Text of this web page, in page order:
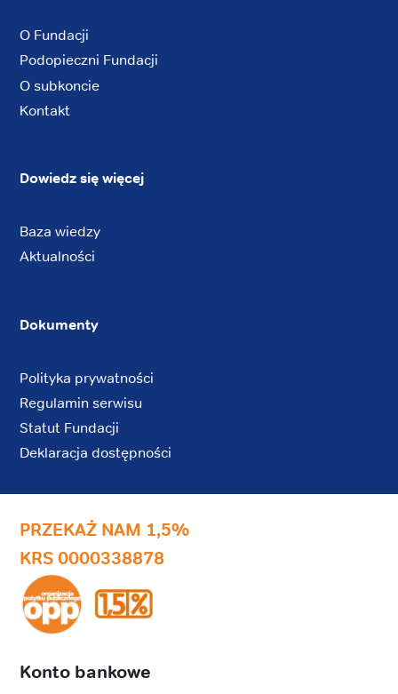
O Fundacji
Podopieczni Fundacji
O subkoncie
Kontakt
Dowiedz się więcej
Baza wiedzy
Aktualności
Dokumenty
Polityka prywatności
Regulamin serwisu
Statut Fundacji
Deklaracja dostępności
PRZEKAŻ NAM 1,5%
KRS 0000338878
Konto bankowe